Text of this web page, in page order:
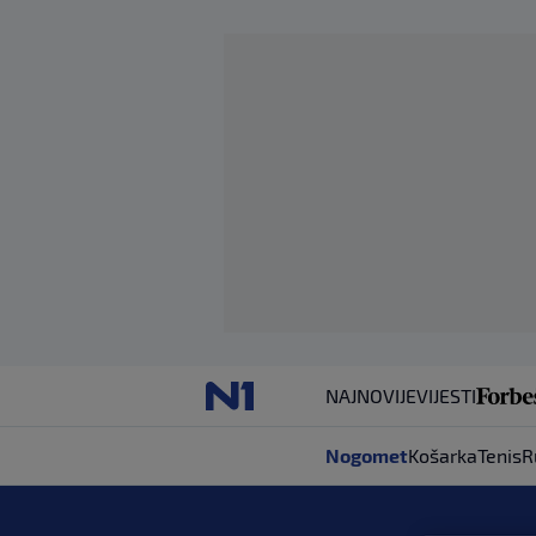
NAJNOVIJEVIJESTI
NogometKošarkaTenis